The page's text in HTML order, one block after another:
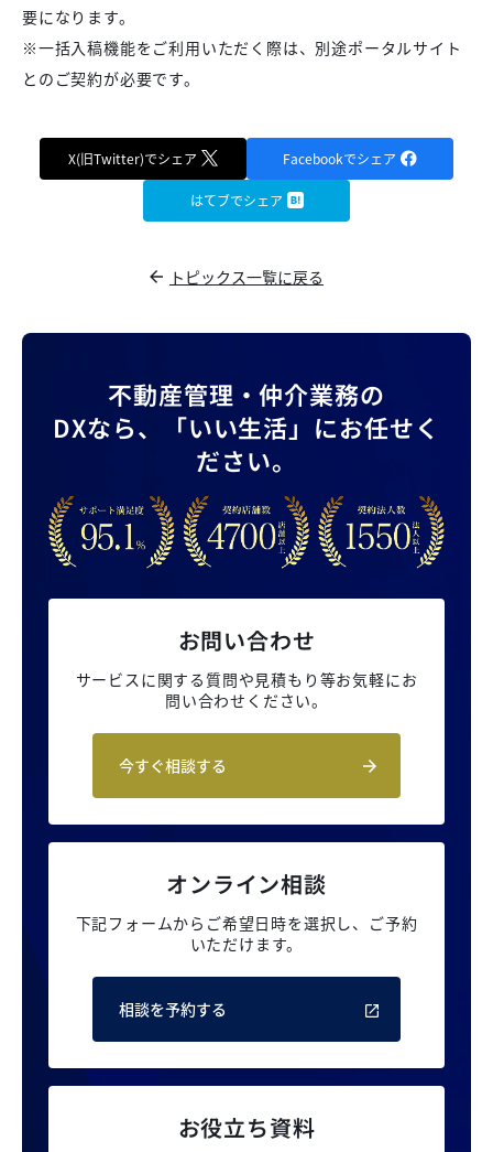
要になります。
※一括入稿機能をご利用いただく際は、別途ポータルサイト
とのご契約が必要です。
X(旧Twitter)でシェア Facebookでシェア
はてブでシェア
トピックス一覧に戻る
不動産管理・仲介業務の
DXなら、
「いい生活」にお任せく
ださい。
お問い合わせ
サービスに関する質問や見積もり等お気軽にお
問い合わせください。
今すぐ相談する
オンライン相談
下記フォームからご希望日時を選択し、 ご予約
いただけます。
相談を予約する
お役立ち資料